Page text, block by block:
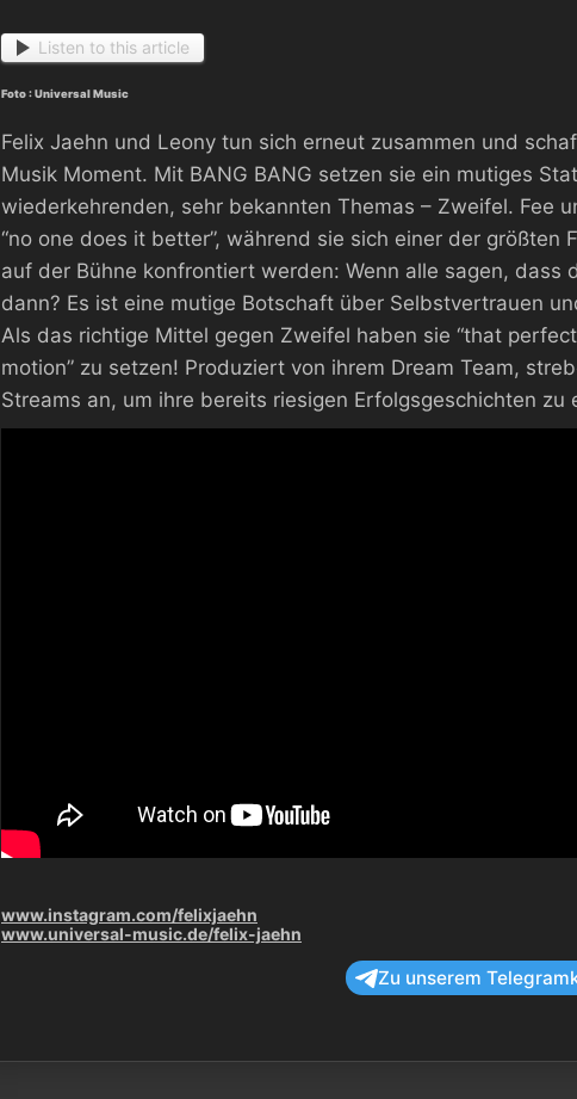
Listen to this article
Foto : Universal Music
Felix Jaehn und Leony tun sich erneut zusammen und
Musik Moment. Mit BANG BANG setzen sie ein mutiges
wiederkehrenden, sehr bekannten Themas – Zweifel. Fee
“no one does it better”, während sie sich einer der größten
auf der Bühne konfrontiert werden: Wenn alle sagen, dass
dann? Es ist eine mutige Botschaft über Selbstvertrauen
Als das richtige Mittel gegen Zweifel haben sie “that
motion” zu setzen! Produziert von ihrem Dream Team,
Streams an, um ihre bereits riesigen Erfolgsgeschichten zu
www.instagram.com/felixjaehn
www.universal-music.de/felix-jaehn
Zu unserem